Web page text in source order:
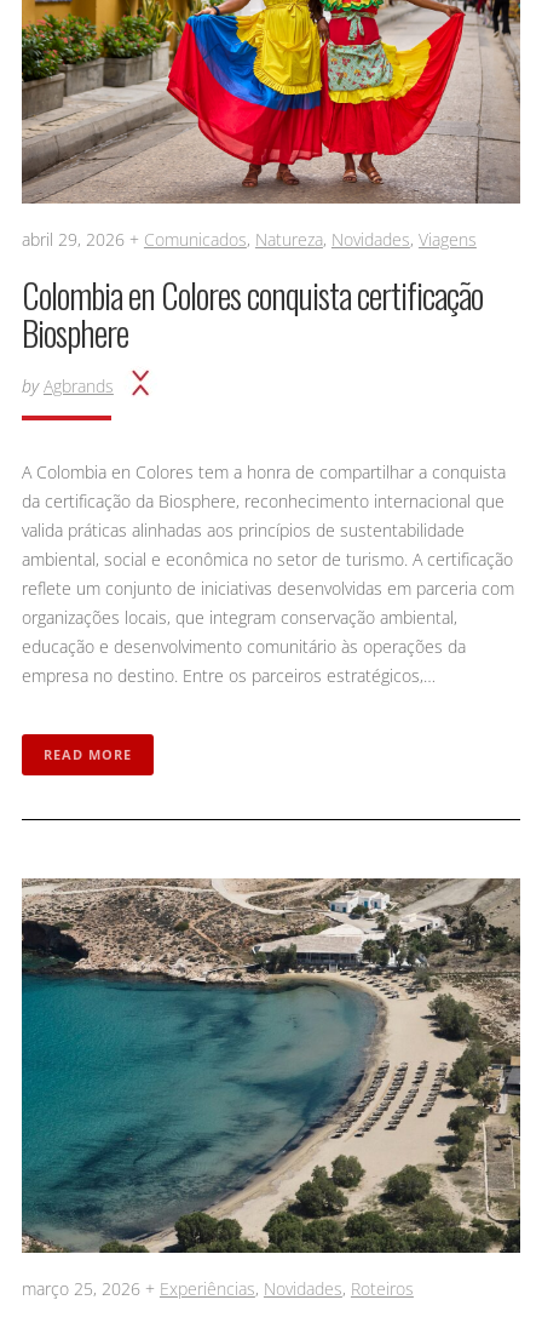
abril 29, 2026 + Comunicados, Natureza, Novidades, Viagens
Colombia en Colores conquista certificação
Biosphere
by Agbrands
A Colombia en Colores tem a honra de compartilhar a conquista
da certificação da Biosphere, reconhecimento internacional que
valida práticas alinhadas aos princípios de sustentabilidade
ambiental, social e econômica no setor de turismo. A certificação
reflete um conjunto de iniciativas desenvolvidas em parceria com
organizações locais, que integram conservação ambiental,
educação e desenvolvimento comunitário às operações da
empresa no destino. Entre os parceiros estratégicos,…
READ MORE
março 25, 2026 + Experiências, Novidades, Roteiros